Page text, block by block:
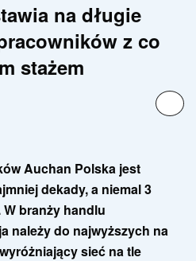
na długie
z co
stażem
Auchan Polska jest
dekady, a niemal 3
branży handlu
należy do najwyższych na
sieć na tle